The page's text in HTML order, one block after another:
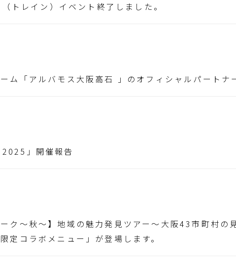
トレイン）イベント終了しました。
ム「アルバモス大阪高石 」のオフィシャルパートナ
」開催報告
ク〜秋〜】地域の魅力発見ツアー～大阪43市町村の
定コラボメニュー」が登場します。